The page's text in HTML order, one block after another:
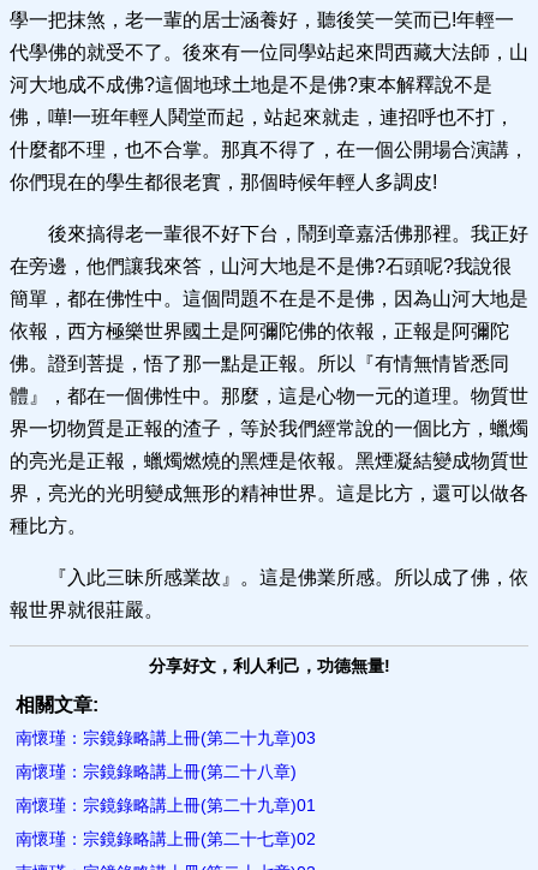
學一把抹煞，老一輩的居士涵養好，聽後笑一笑而已!年輕一
代學佛的就受不了。後來有一位同學站起來問西藏大法師，山
河大地成不成佛?這個地球土地是不是佛?東本解釋說不是
佛，嘩!一班年輕人鬨堂而起，站起來就走，連招呼也不打，
什麼都不理，也不合掌。那真不得了，在一個公開場合演講，
你們現在的學生都很老實，那個時候年輕人多調皮!
後來搞得老一輩很不好下台，鬧到章嘉活佛那裡。我正好
在旁邊，他們讓我來答，山河大地是不是佛?石頭呢?我說很
簡單，都在佛性中。這個問題不在是不是佛，因為山河大地是
依報，西方極樂世界國土是阿彌陀佛的依報，正報是阿彌陀
佛。證到菩提，悟了那一點是正報。所以『有情無情皆悉同
體』，都在一個佛性中。那麼，這是心物一元的道理。物質世
界一切物質是正報的渣子，等於我們經常說的一個比方，蠟燭
的亮光是正報，蠟燭燃燒的黑煙是依報。黑煙凝結變成物質世
界，亮光的光明變成無形的精神世界。這是比方，還可以做各
種比方。
『入此三昧所感業故』。這是佛業所感。所以成了佛，依
報世界就很莊嚴。
分享好文，利人利己，功德無量!
相關文章:
南懷瑾：宗鏡錄略講上冊(第二十九章)03
南懷瑾：宗鏡錄略講上冊(第二十八章)
南懷瑾：宗鏡錄略講上冊(第二十九章)01
南懷瑾：宗鏡錄略講上冊(第二十七章)02